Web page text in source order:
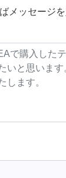
メッセージ